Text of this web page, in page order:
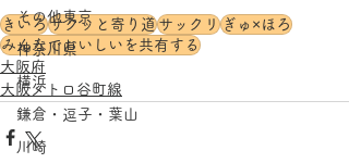
その他東京
神奈川県
横浜
鎌倉・逗子・葉山
川崎
きいろサクッと寄り道サックリぎゅ×ほろ
みんなでおいしいを共有する
大阪府
大阪メトロ谷町線